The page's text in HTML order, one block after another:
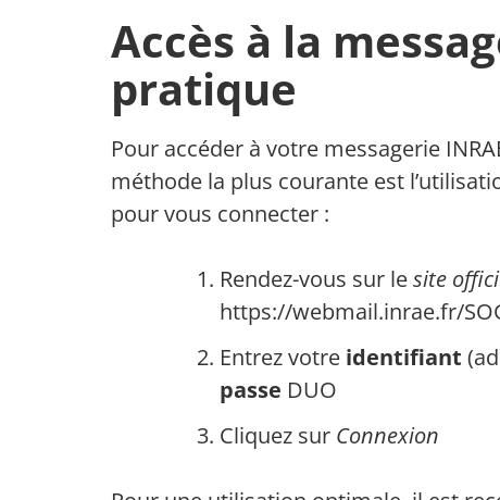
Accès à la
pratique
Pour accéder à votre messagerie
méthode la plus courante est
pour vous connecter :
Rendez-vous sur lesite
https://webmail.inrae.fr/
Entrez votre identifiant
passe DUO
Cliquez sur Connexion